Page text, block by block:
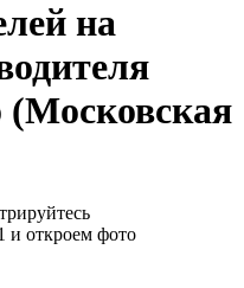
на
и откроем фото